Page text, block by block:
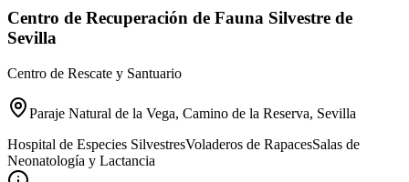
Centro de Recuperación de Fauna Silvestre de
Sevilla
Centro de Rescate y Santuario
Paraje Natural de la Vega, Camino de la Reserva, Sevilla
Hospital de Especies SilvestresVoladeros de RapacesSalas de
Neonatología y Lactancia